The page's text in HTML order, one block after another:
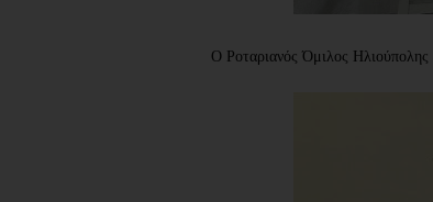
Ο Ροταριανός Όμιλος Ηλιούπολης